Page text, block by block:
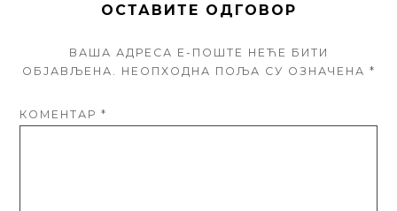
ОСТАВИТЕ ОДГОВОР
ВАША АДРЕСА Е-ПОШТЕ НЕЋЕ БИТИ
ОБЈАВЉЕНА. НЕОПХОДНА ПОЉА СУ ОЗНАЧЕНА *
КОМЕНТАР*